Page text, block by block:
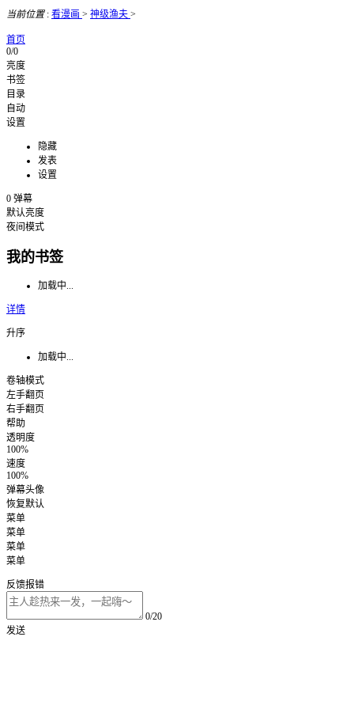
当前位置: 看漫画 > 神级渔夫 >
首页
0/0
亮度
书签
目录
自动
设置
隐藏
发表
设置
0 弹幕
默认亮度
夜间模式
我的书签
加载中...
详情
升序
加载中...
卷轴模式
左手翻页
右手翻页
帮助
透明度
100%
速度
100%
弹幕头像
恢复默认
菜单
菜单
菜单
菜单
反馈报错
0/20
发送